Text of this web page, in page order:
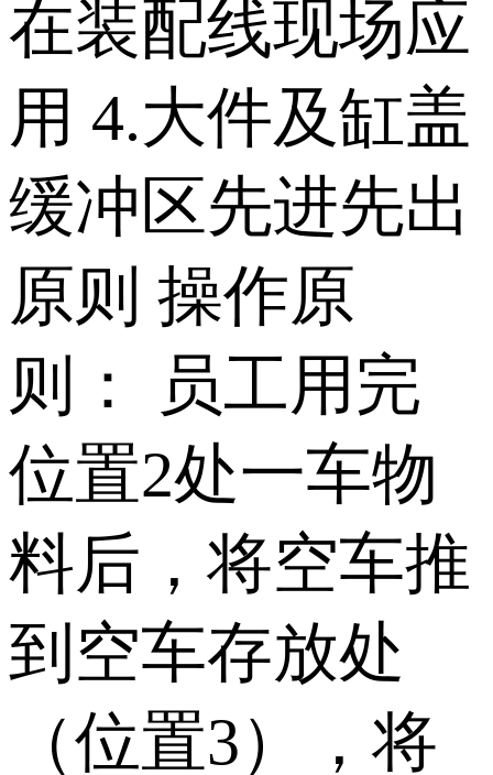
在装配线现场应
用 4.大件及缸盖
缓冲区先进先出
原则 操作原
则： 员工用完
位置2处一车物
料后，将空车推
到空车存放处
（位置3），将